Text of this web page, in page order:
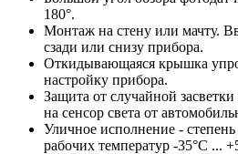
180°.
Монтаж на стену или мачту.
сзади или снизу прибора.
Откидывающаяся крышка
настройку прибора.
Защита от случайной
на сенсор света от
Уличное исполнение -
рабочих температур -35°C ...